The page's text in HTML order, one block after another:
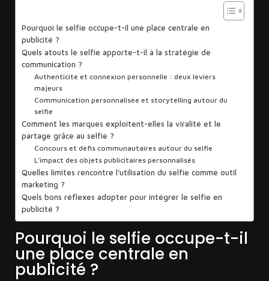
Pourquoi le selfie occupe-t-il une place centrale en
publicité ?
Quels atouts le selfie apporte-t-il à la stratégie de
communication ?
Authenticité et connexion personnelle : deux leviers
majeurs
Communication personnalisée et storytelling autour du
selfie
Comment les marques exploitent-elles la viralité et le
partage grâce au selfie ?
Concours et défis communautaires autour du selfie
L’impact des objets publicitaires personnalisés
Quelles limites rencontre l’utilisation du selfie comme outil
marketing ?
Quels bons réflexes adopter pour intégrer le selfie en
publicité ?
Pourquoi le selfie occupe-t-il
une place centrale en
publicité ?